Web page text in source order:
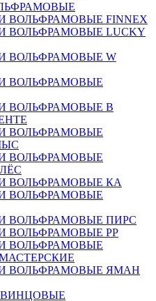
FINNEX
LUCKY
W
ВОЛЬФРАМОВЫЕ
ВОЛЬФРАМОВЫЕ В
ВОЛЬФРАМОВЫЕ
ВОЛЬФРАМОВЫЕ
ВОЛЬФРАМОВЫЕ КА
ВОЛЬФРАМОВЫЕ
ВОЛЬФРАМОВЫЕ ПИРС
РР
ВОЛЬФРАМОВЫЕ
ВОЛЬФРАМОВЫЕ ЯМАН